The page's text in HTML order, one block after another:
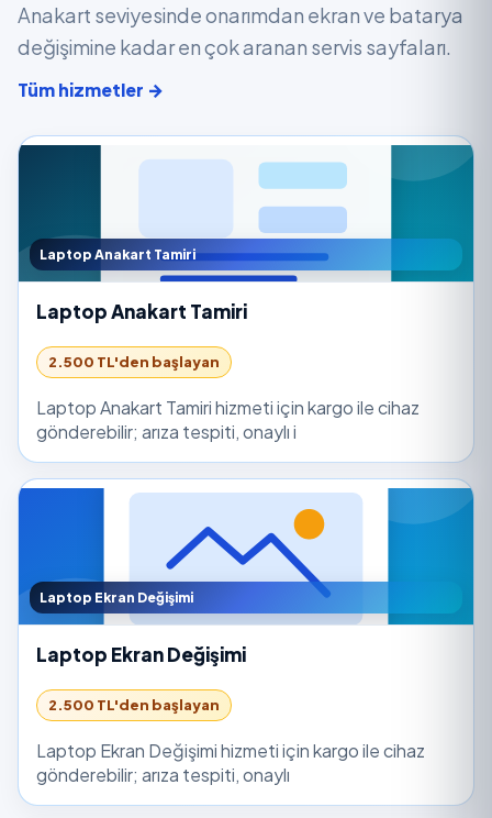
Anakart seviyesinde onarımdan ekran ve batarya
değişimine kadar en çok aranan servis sayfaları.
Tüm hizmetler →
Laptop Anakart Tamiri
Laptop Anakart Tamiri
2.500 TL'den başlayan
Laptop Anakart Tamiri hizmeti için kargo ile cihaz
gönderebilir; arıza tespiti, onaylı i
Laptop Ekran Değişimi
Laptop Ekran Değişimi
2.500 TL'den başlayan
Laptop Ekran Değişimi hizmeti için kargo ile cihaz
gönderebilir; arıza tespiti, onaylı